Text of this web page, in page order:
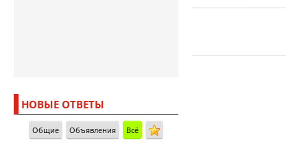
НОВЫЕ ОТВЕТЫ
Общие Объявления Всё